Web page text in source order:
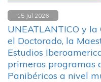
15 Jul 2026
UNEATLANTICO y
el Doctorado, la
Estudios
primeros programas
Panibéricos a nivel